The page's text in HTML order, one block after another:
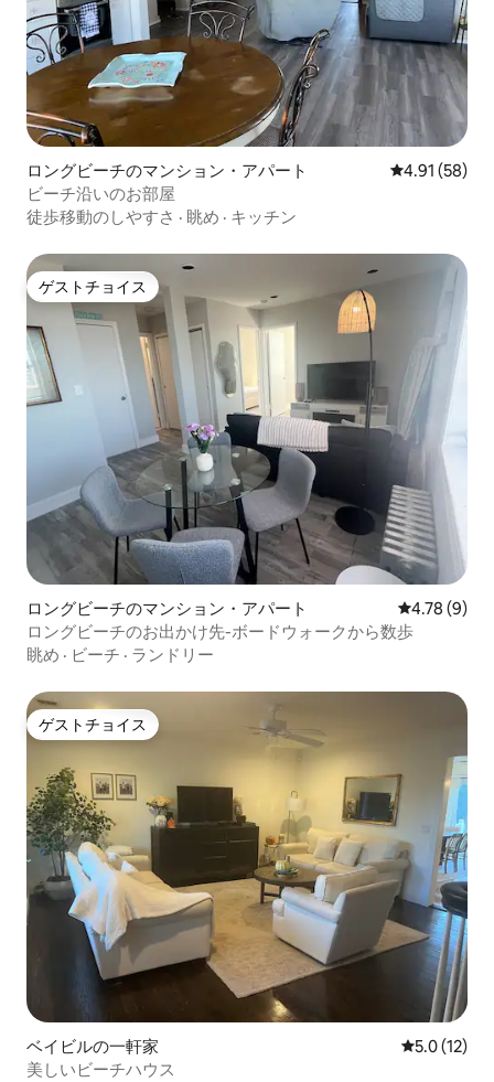
ロングビーチのマンション・アパート レビュー58
4.91 (58)
ビーチ沿いのお部屋
徒歩移動のしやすさ · 眺め · キッチン
ゲストチョイス
ゲストチョイス
ロングビーチのマンション・アパート レビュー9
4.78 (9)
ロングビーチのお出かけ先-ボードウォークから数歩
眺め · ビーチ · ランドリー
ゲストチョイス
ゲストチョイス
ベイビルの一軒家 レビュー12
5.0 (12)
美しいビーチハウス